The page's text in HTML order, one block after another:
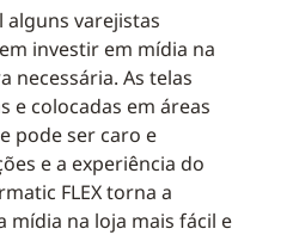
varejistas
investir em mídia na
necessária. As telas
e colocadas em áreas
pode ser caro e
e a experiência do
FLEX torna a
mídia na loja mais fácil e